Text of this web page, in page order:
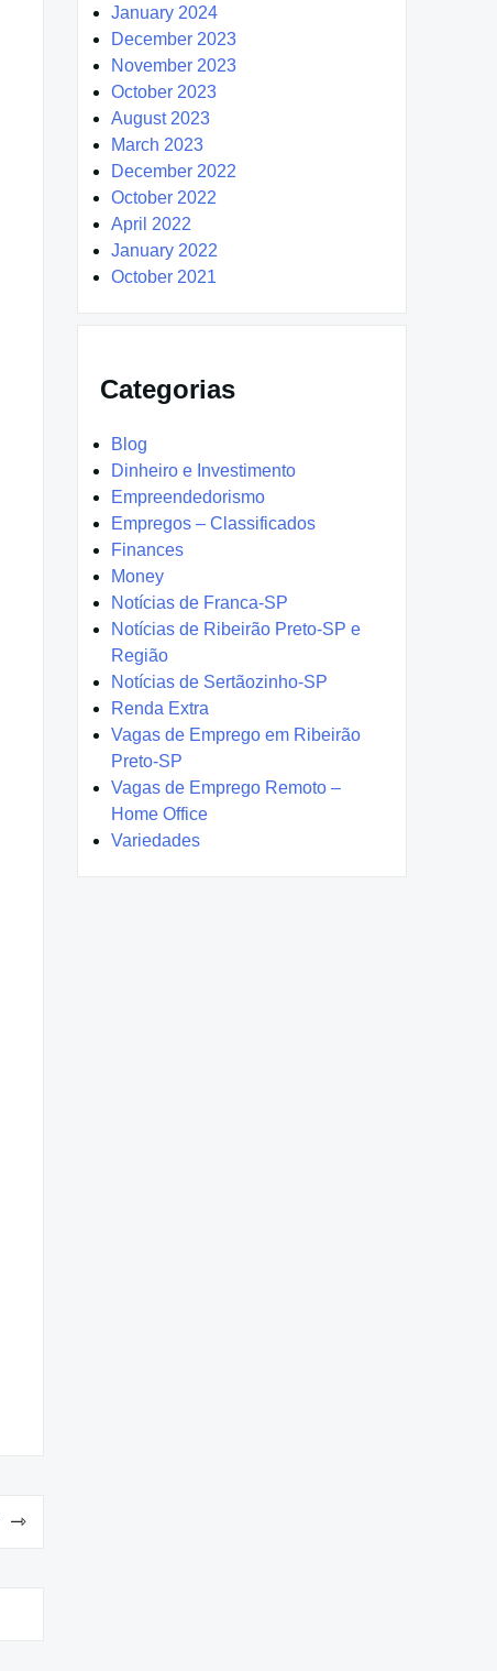
January 2024
December 2023
November 2023
October 2023
August 2023
March 2023
December 2022
October 2022
April 2022
January 2022
October 2021
Categorias
Blog
Dinheiro e Investimento
Empreendedorismo
Empregos – Classificados
Finances
Money
Notícias de Franca-SP
Notícias de Ribeirão Preto-SP e
Região
Notícias de Sertãozinho-SP
Renda Extra
Vagas de Emprego em Ribeirão
Preto-SP
Vagas de Emprego Remoto –
Home Office
Variedades